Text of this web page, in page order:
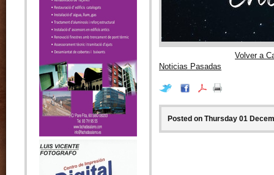
Volver a
Noticias Pasadas
Posted on Thursday 01